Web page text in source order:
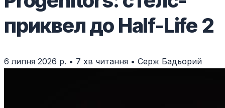
приквел до Half-Life 2
6 липня 2026 р. • 7 хв читання • Серж Бадьорий